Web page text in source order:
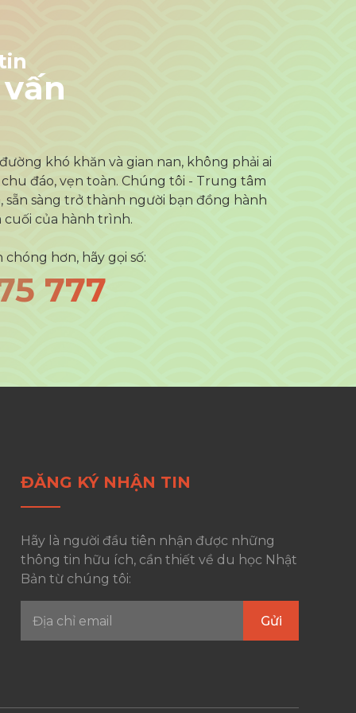
khó khăn và gian nan, không phải ai
đáo, vẹn toàn. Chúng tôi - Trung tâm
sẵn sàng trở thành người bạn đồng hành
của hành trình.
hơn, hãy gọi số:
777
ĐĂNG KÝ NHẬN TIN
Hãy là người đầu tiên nhận được những
thông tin hữu ích, cần thiết về du học Nhật
Bản từ chúng tôi: